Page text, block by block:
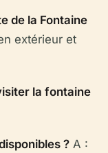
de la Fontaine
extérieur et
la fontaine
? A :